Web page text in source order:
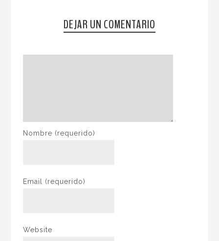
DEJAR UN COMENTARIO
Nombre (requerido)
Email (requerido)
Website